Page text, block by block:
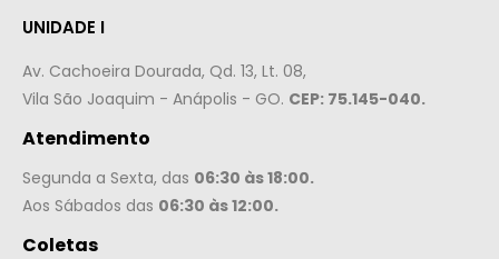
UNIDADE I
Av. Cachoeira Dourada, Qd. 13, Lt. 08,
Vila São Joaquim - Anápolis - GO. CEP: 75.145-040.
Atendimento
Segunda a Sexta, das 06:30 às 18:00.
Aos Sábados das 06:30 às 12:00.
Coletas